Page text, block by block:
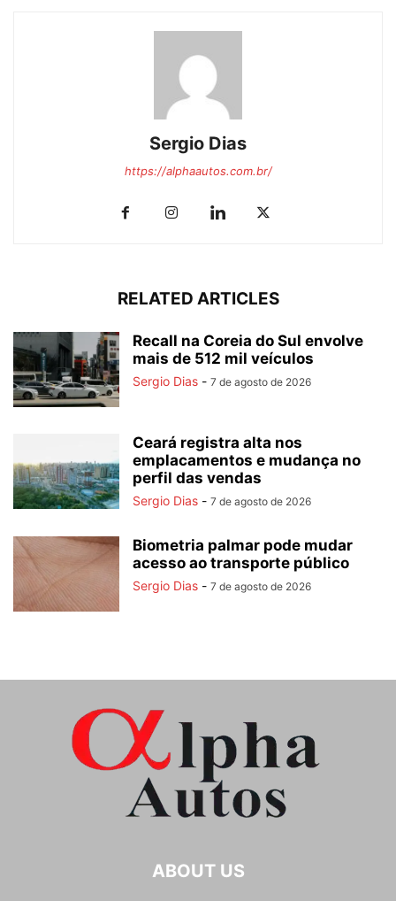
Sergio Dias
https://alphaautos.com.br/
RELATED ARTICLES
Recall na Coreia do Sul envolve
mais de 512 mil veículos
Sergio Dias - 7 de agosto de 2026
Ceará registra alta nos
emplacamentos e mudança no
perfil das vendas
Sergio Dias - 7 de agosto de 2026
Biometria palmar pode mudar
acesso ao transporte público
Sergio Dias - 7 de agosto de 2026
ABOUT US